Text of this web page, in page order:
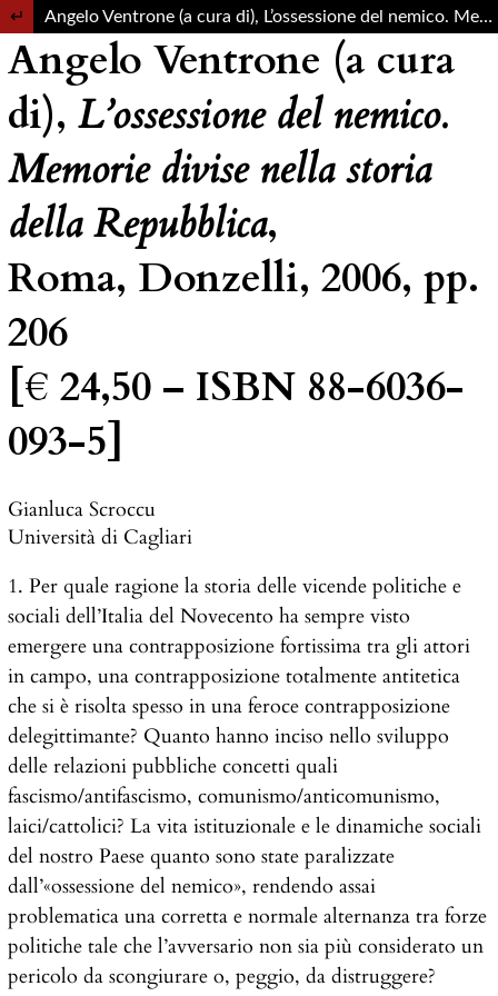
Return to Article Details Angelo Ventrone (a cura di), L’ossessione del nemico. Memorie divise nella storia della Repubblica, Roma, Donzelli, 2006